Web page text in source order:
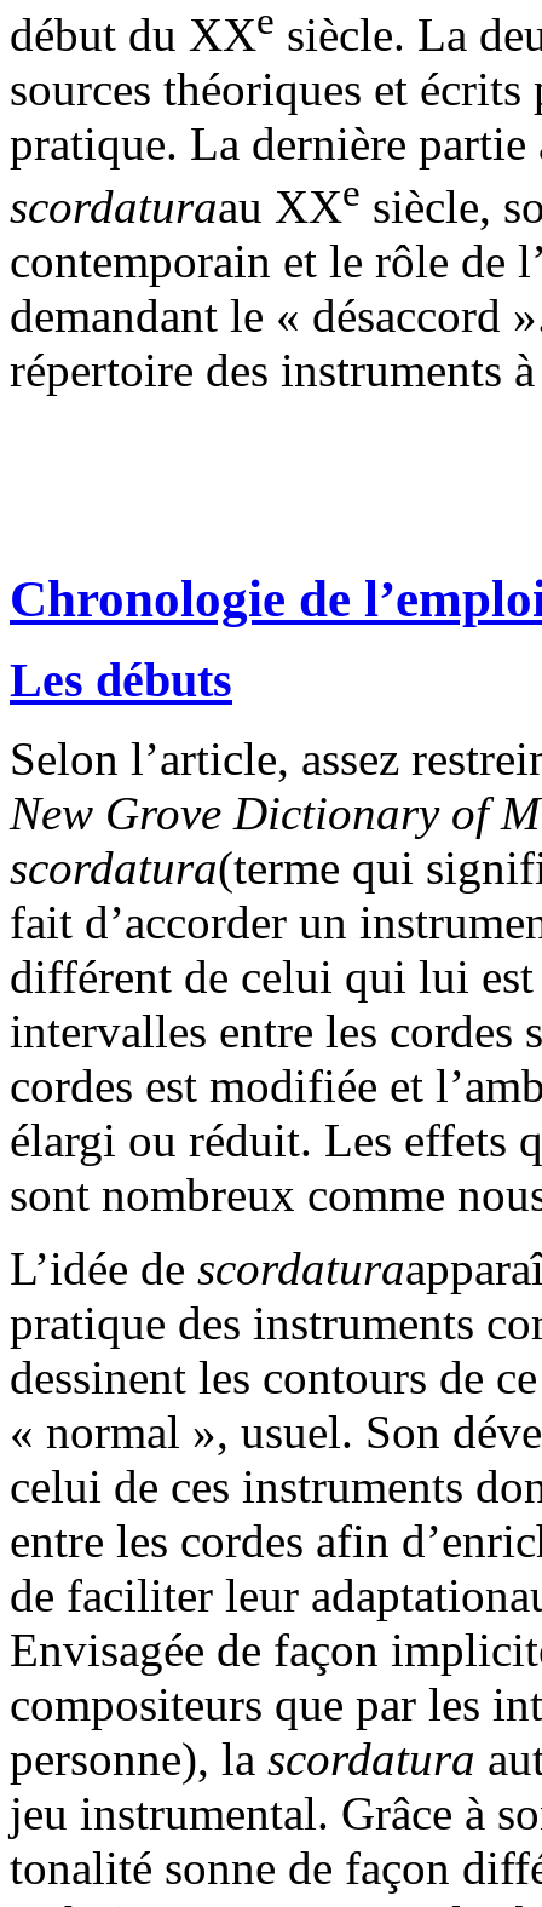
début du XXe siècle. La
sources théoriques et
pratique. La dernière
scordaturaau XXe siècle,
contemporain et le rôle de
demandant le « désaccord
répertoire des instruments
Chronologie de
Les débuts
Selon l’article, assez
New Grove Dictionary of
scordatura(terme qui
fait d’accorder un
différent de celui qui lui
intervalles entre les cordes
cordes est modifiée et
élargi ou réduit. Les effets
sont nombreux comme
L’idée de scordatura
pratique des instruments
dessinent les contours de
« normal », usuel. Son
celui de ces instruments
entre les cordes afin
de faciliter leur
Envisagée de façon
compositeurs que par les
personne), la scordatura
jeu instrumental. Grâce à
tonalité sonne de façon